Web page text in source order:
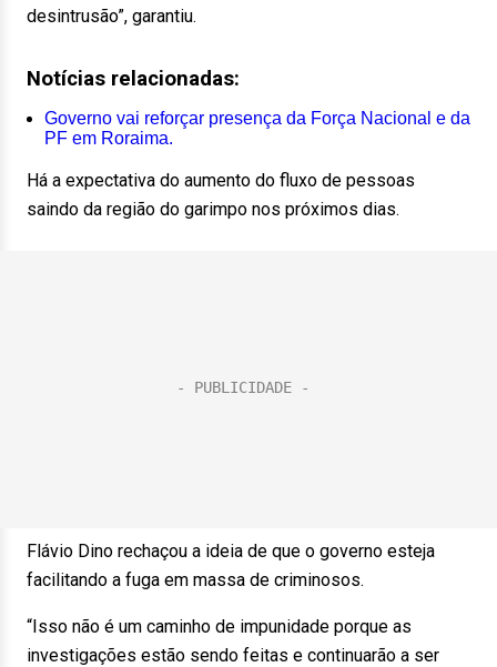
desintrusão”, garantiu.
Notícias relacionadas:
Governo vai reforçar presença da Força Nacional e da
PF em Roraima.
Há a expectativa do aumento do fluxo de pessoas
saindo da região do garimpo nos próximos dias.
Flávio Dino rechaçou a ideia de que o governo esteja
facilitando a fuga em massa de criminosos.
“Isso não é um caminho de impunidade porque as
investigações estão sendo feitas e continuarão a ser